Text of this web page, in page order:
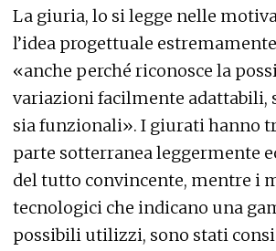
La giuria, lo si legge nelle
l’idea progettuale
«anche perché riconosce la
variazioni facilmente adattabili,
sia funzionali». I giurati hanno
parte sotterranea leggermente
del tutto convincente, mentre i
tecnologici che indicano una
possibili utilizzi, sono stati